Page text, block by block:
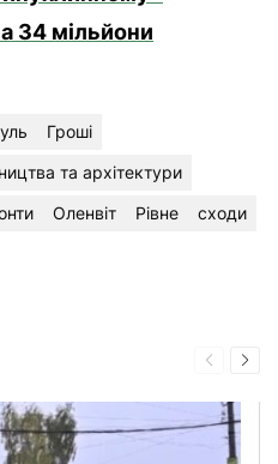
34 мільйони
Гроші
та архітектури
Оленвіт Рівне
сходи